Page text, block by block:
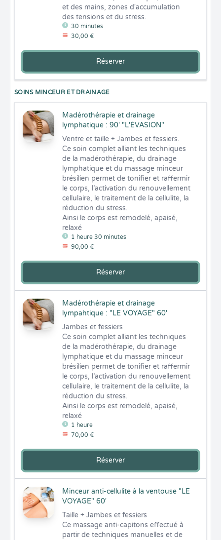
30 minutes
30,00 €
et des mains, zones d'accumulation
des tensions et du stress.
Réserver
SOINS MINCEUR ET DRAINAGE
Madérothérapie et drainage
lymphatique : 90' "L'ÉVASION"
1 heure 30 minutes
90,00 €
Ventre et taille + Jambes et fessiers.
Ce soin complet alliant les techniques
de la madérothérapie, du drainage
lymphatique et du massage minceur
brésilien permet de tonifier et raffermir
le corps, l’activation du renouvellement
cellulaire, le traitement de la cellulite, la
réduction du stress.
Ainsi le corps est remodelé, apaisé,
relaxé
Réserver
Madérothérapie et drainage
lympahtique : "LE VOYAGE" 60'
1 heure
70,00 €
Jambes et fessiers
Ce soin complet alliant les techniques
de la madérothérapie, du drainage
lymphatique et du massage minceur
brésilien permet de tonifier et raffermir
le corps, l’activation du renouvellement
cellulaire, le traitement de la cellulite, la
réduction du stress.
Ainsi le corps est remodelé, apaisé,
relaxé
Réserver
Minceur anti-cellulite à la ventouse "LE
VOYAGE" 60'
Taille + Jambes et fessiers
Ce massage anti-capitons effectué à
partir de techniques manuelles et de